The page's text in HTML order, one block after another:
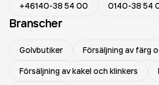
+46140-38 54 00
0140-38 54
Branscher
Golvbutiker
Försäljning av färg
Försäljning av kakel och klinkers